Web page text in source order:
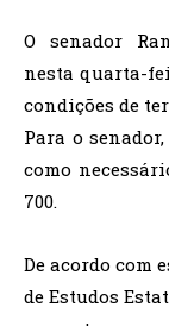
O senador
nesta quarta-
condições de
Para o
como
700.
De acordo com
de Estudos